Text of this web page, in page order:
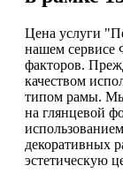
Цена услуги
нашем сервисе
факторов.
качеством
типом рамы. Мы
на глянцевой
декоративных
эстетическую